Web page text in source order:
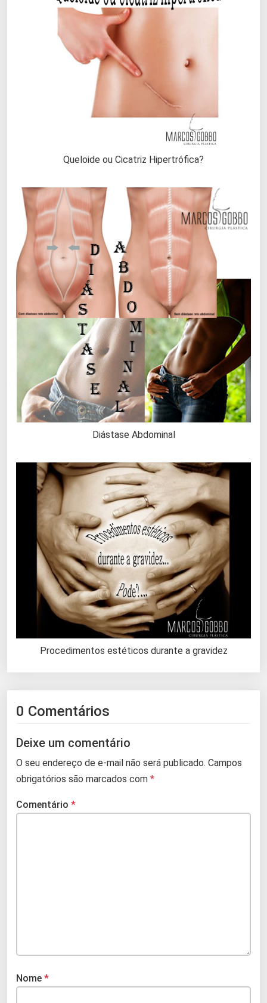
Queloide ou Cicatriz Hipertrófica?
Diástase Abdominal
Procedimentos estéticos durante a gravidez
0 Comentários
Deixe um comentário
O seu endereço de e-mail não será publicado. Campos
obrigatórios são marcados com *
Comentário *
Nome *